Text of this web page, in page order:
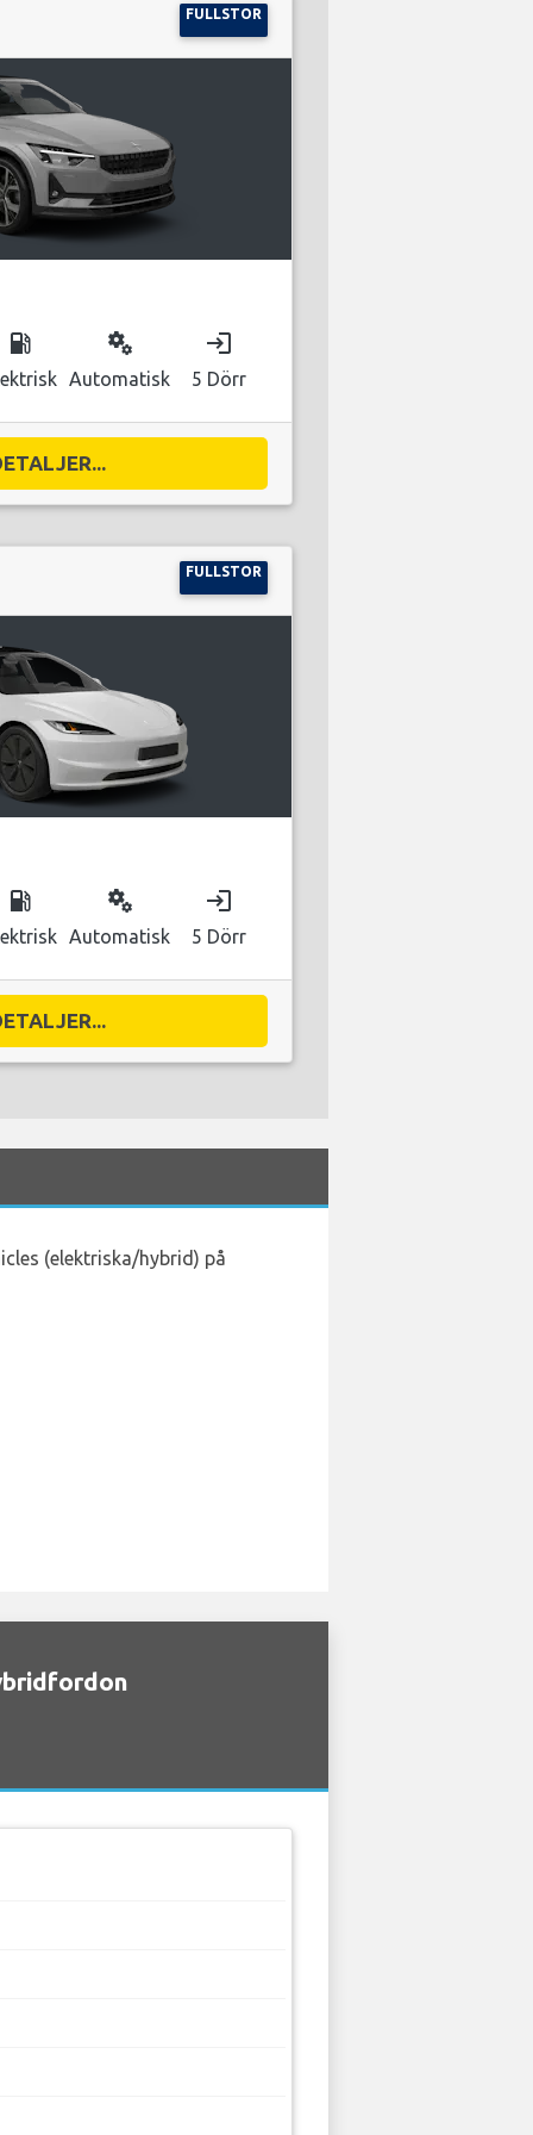
FULLSTOR
local_gas_station miscellaneous_services
Automatisk
login
5 Dörr
FULLSTOR
local_gas_station miscellaneous_services
Automatisk
login
5 Dörr
(elektriska/hybrid) på